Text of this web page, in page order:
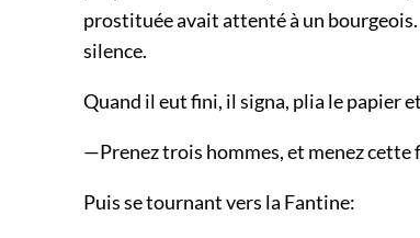
prostituée avait attenté à un
silence.
Quand il eut fini, il signa, plia le papier
—Prenez trois hommes, et menez cette
Puis se tournant vers la Fantine: